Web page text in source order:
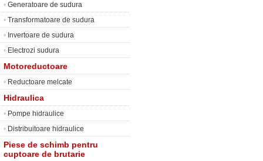
• Generatoare de sudura
• Transformatoare de sudura
• Invertoare de sudura
• Electrozi sudura
Motoreductoare
• Reductoare melcate
Hidraulica
• Pompe hidraulice
• Distribuitoare hidraulice
Piese de schimb pentru
cuptoare de brutarie